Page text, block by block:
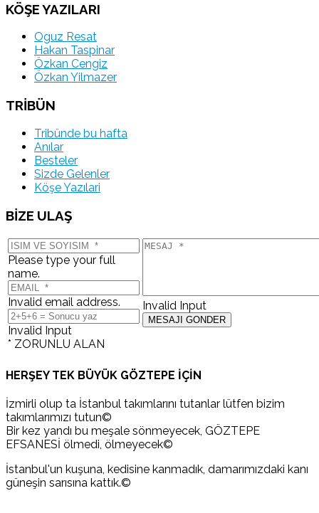
KÖŞE YAZILARI
Oguz Resat
Hakan Taspinar
Özkan Cengiz
Özkan Yilmazer
TRİBÜN
Tribünde bu hafta
Anılar
Besteler
Sizde Gelenler
Köşe Yazılari
BİZE ULAŞ
Please type your full
name.
Invalid email address.
Invalid Input
* ZORUNLU ALAN
Invalid Input
HERŞEY TEK BÜYÜK GÖZTEPE İÇİN
İzmirli olup ta İstanbul takımlarını tutanlar lütfen bizim
takımlarımızı tutun©
Bir kez yandı bu meşale sönmeyecek, GÖZTEPE
EFSANESİ ölmedi, ölmeyecek©
İstanbul'un kuşuna, kedisine kanmadık, damarımızdaki kanı
güneşin sarısına kattık.©